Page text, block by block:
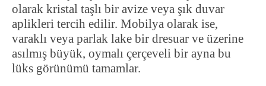
olarak kristal taşlı bir avize veya şık duvar
aplikleri tercih edilir. Mobilya olarak ise,
varaklı veya parlak lake bir dresuar ve üzerine
asılmış büyük, oymalı çerçeveli bir ayna bu
lüks görünümü tamamlar.